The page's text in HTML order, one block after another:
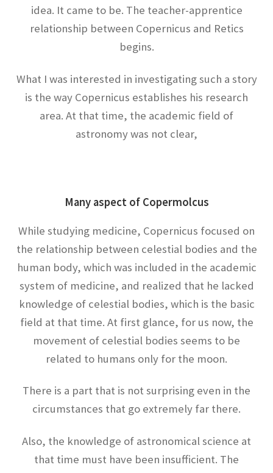
（Oliver Heaviside）【独学で電磁気学を発展さ
せた男】
オーストリア関係の物理学者
【統計力学・波動関数を育んだ国】
ガリレオ・ガリレイ
【近代科学の父、天文学の父｜数学的モデルを
作り実験】
ギブズ
クラウディオス・プトレマイオス
【三角法を考案し天動説の体系を考案】
idea. It came to be. The teacher-apprentice
relationship between Copernicus and Retics
begins.
What I was interested in investigating such a story
is the way Copernicus establishes his research
area. At that time, the academic field of
astronomy was not clear,
Many aspect of Copermolcus
While studying medicine, Copernicus focused on
the relationship between celestial bodies and the
human body, which was included in the academic
system of medicine, and realized that he lacked
knowledge of celestial bodies, which is the basic
field at that time. At first glance, for us now, the
movement of celestial bodies seems to be
related to humans only for the moon.
There is a part that is not surprising even in the
circumstances that go extremely far there.
Also, the knowledge of astronomical science at
that time must have been insufficient. The